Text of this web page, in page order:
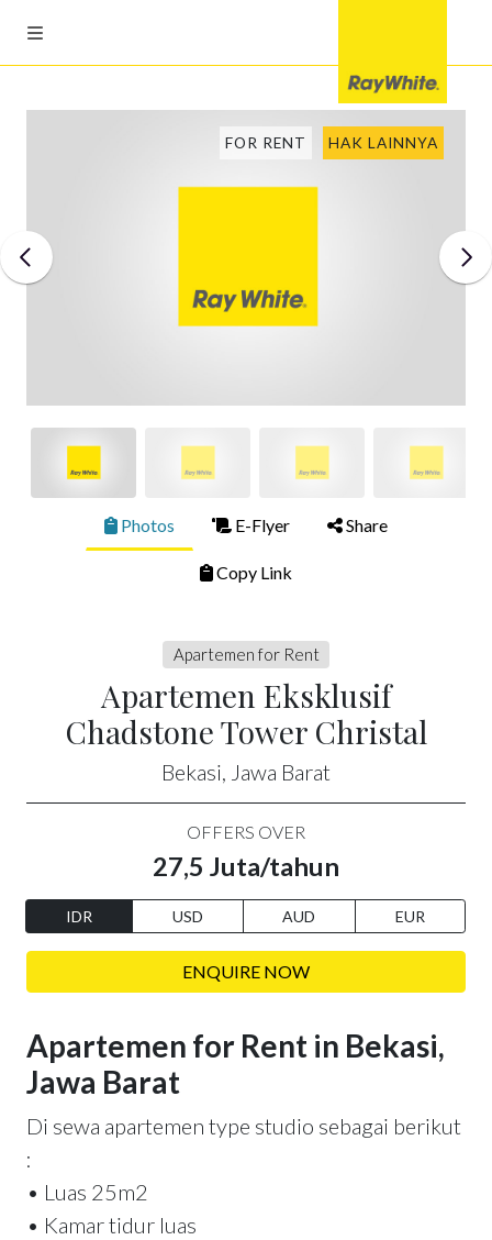
FOR RENT HAK LAINNYA
Photos E-Flyer Share
Copy Link
Apartemen for Rent
Apartemen Eksklusif
Chadstone Tower Christal
Bekasi, Jawa Barat
OFFERS OVER
27,5 Juta/tahun
IDR USD AUD EUR
ENQUIRE NOW
Apartemen for Rent in Bekasi,
Jawa Barat
Di sewa apartemen type studio sebagai berikut
:
• Luas 25m2
• Kamar tidur luas